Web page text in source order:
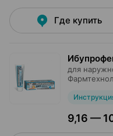
Где купить
для
9,16 —